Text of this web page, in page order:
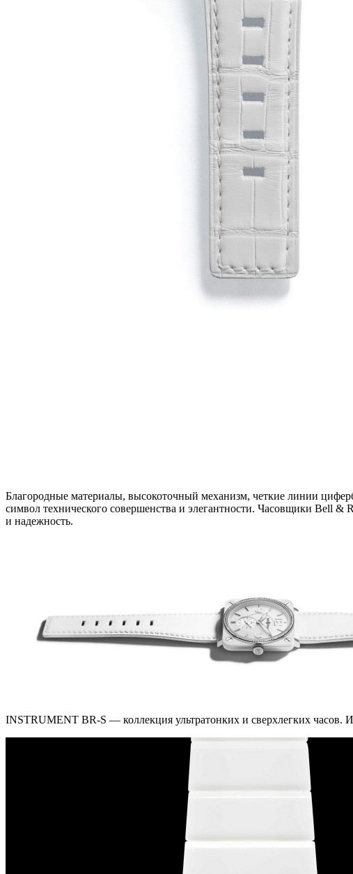
Благородные материалы, высокоточный механизм, четкие линии
символ технического совершенства и элегантности. Часовщики Bell
и надежность.
INSTRUMENT BR-S — коллекция ультратонких и сверхлегких